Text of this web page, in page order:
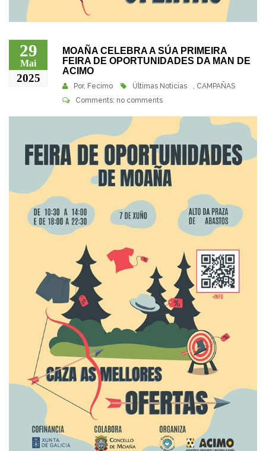
29
Mai
2025
MOAÑA CELEBRA A SÚA PRIMEIRA
FEIRA DE OPORTUNIDADES DA MAN DE
ACIMO
Por, Fecimo Últimas Noticias , CAMPAÑAS
Comments: no comments